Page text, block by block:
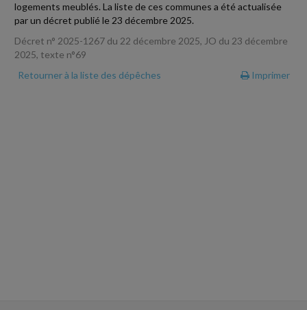
logements meublés. La liste de ces communes a été actualisée
par un décret publié le 23 décembre 2025.
Décret n° 2025-1267 du 22 décembre 2025, JO du 23 décembre
2025, texte n°69
Retourner à la liste des dépêches
Imprimer